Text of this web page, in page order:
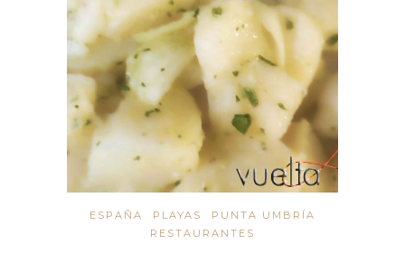
ESPAÑA PLAYAS
PUNTA UMBRÍA
RESTAURANTES